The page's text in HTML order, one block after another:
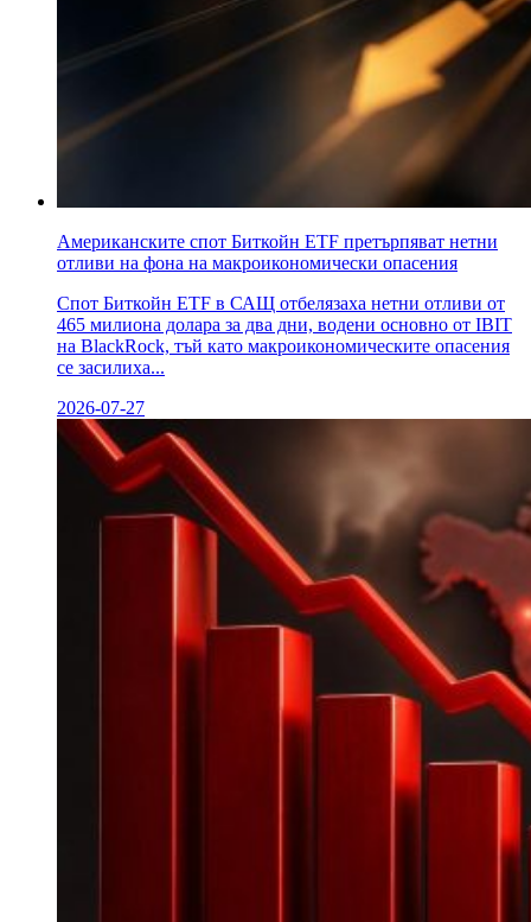
Американските спот Биткойн ETF претърпяват нетни
отливи на фона на макроикономически опасения
Спот Биткойн ETF в САЩ отбелязаха нетни отливи от
465 милиона долара за два дни, водени основно от IBIT
на BlackRock, тъй като макроикономическите опасения
се засилиха...
2026-07-27